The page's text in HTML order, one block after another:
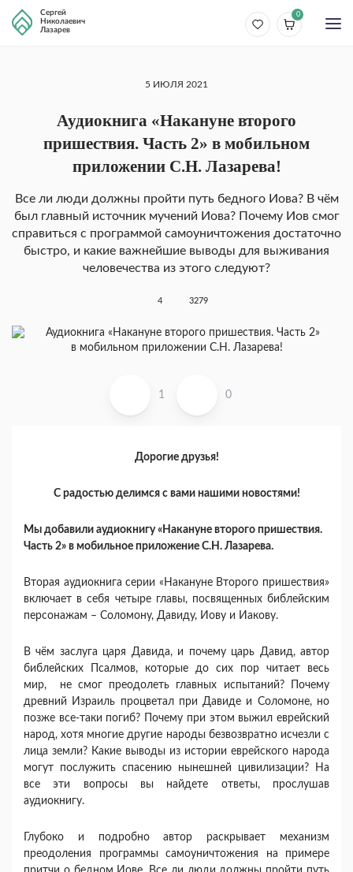
Сергей
Николаевич
Лазарев
0
5 ИЮЛЯ 2021
Аудиокнига «Накануне второго
пришествия. Часть 2» в мобильном
приложении С.Н. Лазарева!
Все ли люди должны пройти путь бедного Иова? В чём
был главный источник мучений Иова? Почему Иов смог
справиться с программой самоуничтожения достаточно
быстро, и какие важнейшие выводы для выживания
человечества из этого следуют?
4 3279
1 0
Дорогие друзья!
С радостью делимся с вами нашими новостями!
Мы добавили аудиокнигу «Накануне второго пришествия.
Часть 2» в мобильное приложение С.Н. Лазарева.
Вторая аудиокнига серии «Накануне Второго пришествия»
включает в себя четыре главы, посвященных библейским
персонажам – Соломону, Давиду, Иову и Иакову.
В чём заслуга царя Давида, и почему царь Давид, автор
библейских Псалмов, которые до сих пор читает весь
мир, не смог преодолеть главных испытаний? Почему
древний Израиль процветал при Давиде и Соломоне, но
позже все-таки погиб? Почему при этом выжил еврейский
народ, хотя многие другие народы безвозвратно исчезли с
лица земли? Какие выводы из истории еврейского народа
могут послужить спасению нынешней цивилизации? На
все эти вопросы вы найдете ответы, прослушав
аудиокнигу.
Глубоко и подробно автор раскрывает механизм
преодоления программы самоуничтожения на примере